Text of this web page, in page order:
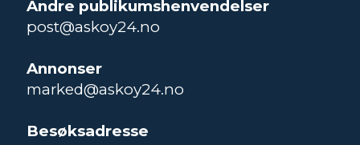
Andre publikumshenvendelser
post@askoy24.no
Annonser
marked@askoy24.no
Besøksadresse